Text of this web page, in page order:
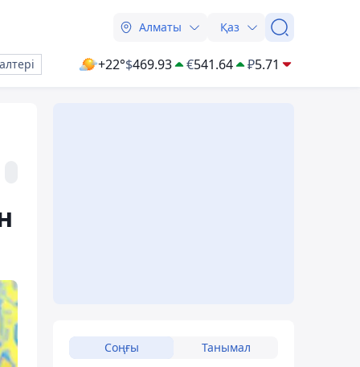
Алматы Қаз
+22°$469.93 €541.64 ₽5.71
Соңғы Танымал